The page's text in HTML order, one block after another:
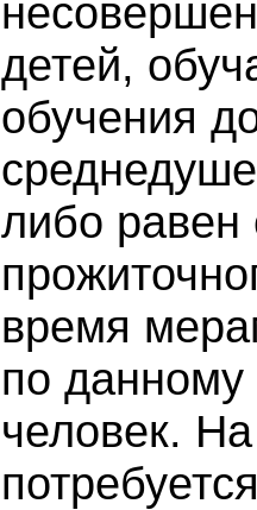
детей,
обучения
либо равен
время
по данному
человек.